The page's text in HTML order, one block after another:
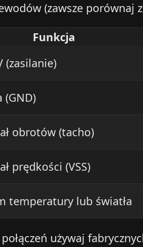
(zawsze porównaj
Funkcja
(zasilanie)
(GND)
obrotów (tacho)
prędkości (VSS)
temperatury lub światła
używaj